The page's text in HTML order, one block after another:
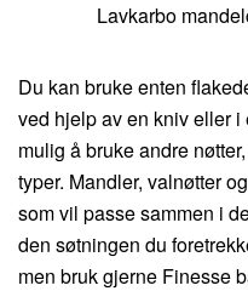
Lavkarbo
Du kan bruke enten
ved hjelp av en kniv eller
mulig å bruke andre
typer. Mandler, valnøtter
som vil passe sammen i
den søtningen du
men bruk gjerne Finesse